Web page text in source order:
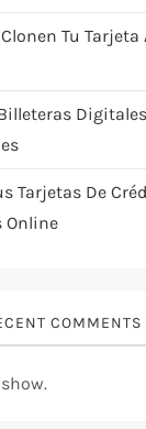
Tu Tarjeta
Tarjetas De
Online
COMMENTS